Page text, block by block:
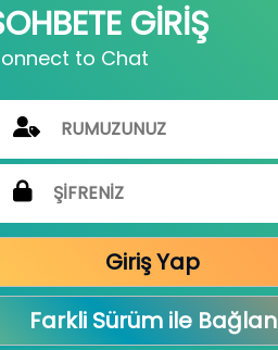
GİRİŞ
to Chat
Giriş Yap
Farkli Sürüm ile Bağlan